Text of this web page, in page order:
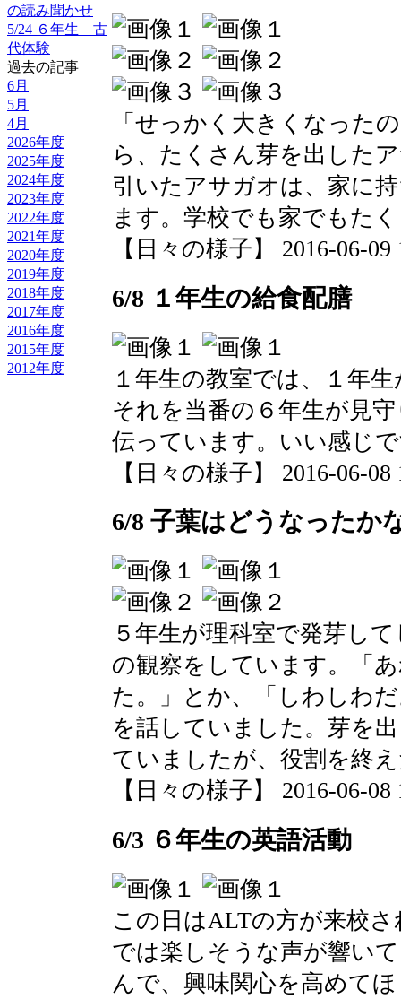
の読み聞かせ
5/24 ６年生 古
代体験
過去の記事
6月
5月
4月
2026年度
2025年度
2024年度
2023年度
2022年度
2021年度
2020年度
2019年度
2018年度
2017年度
2016年度
2015年度
2012年度
「せっかく大きくなった
ら、たくさん芽を出した
引いたアサガオは、家に
ます。学校でも家でもた
【日々の様子】 2016-06-
6/8 １年生の給食配膳
１年生の教室では、１年
それを当番の６年生が見
伝っています。いい感じ
【日々の様子】 2016-06-08
6/8 子葉はどうなったか
５年生が理科室で発芽し
の観察をしています。「
た。」とか、「しわしわ
を話していました。芽を
ていましたが、役割を終
【日々の様子】 2016-06-08
6/3 ６年生の英語活動
この日はALTの方が来校
では楽しそうな声が響い
んで、興味関心を高めて